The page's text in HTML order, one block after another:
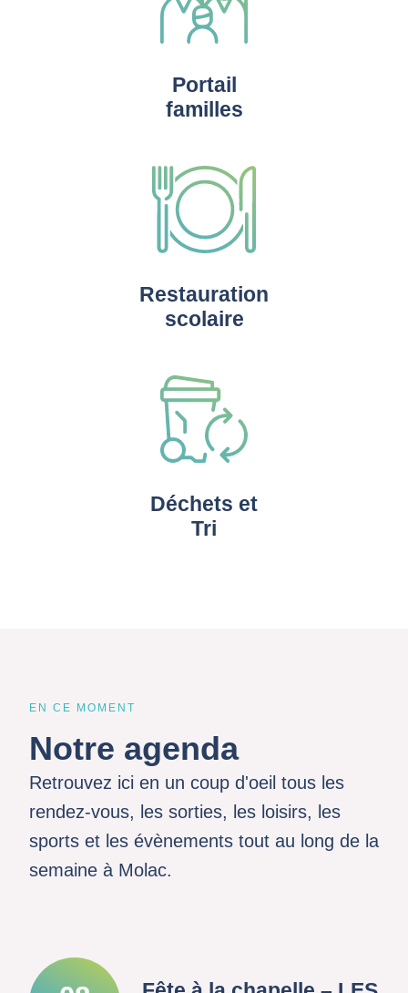
Portail
familles
Restauration
scolaire
Déchets et
Tri
EN CE MOMENT
Notre agenda
Retrouvez ici en un coup d'oeil tous les
rendez-vous, les sorties, les loisirs, les
sports et les évènements tout au long de la
semaine à Molac.